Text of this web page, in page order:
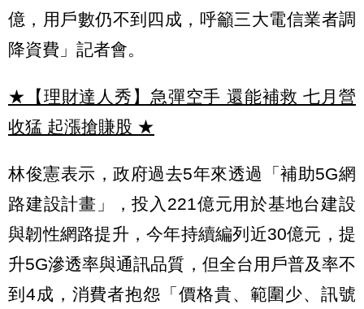
億，用戶數仍不到四成，呼籲三大電信業者調
降資費」記者會。
★【理財達人秀】急彈空手 還能補救 七月營
收猛 起漲搶賺股 ★
林俊憲表示，政府過去5年來透過「補助5G網
路建設計畫」，投入221億元用於基地台建設
與韌性網路提升，今年持續編列近30億元，提
升5G滲透率與通訊品質，但全台用戶普及率不
到4成，消費者抱怨「價格貴、範圍少、訊號